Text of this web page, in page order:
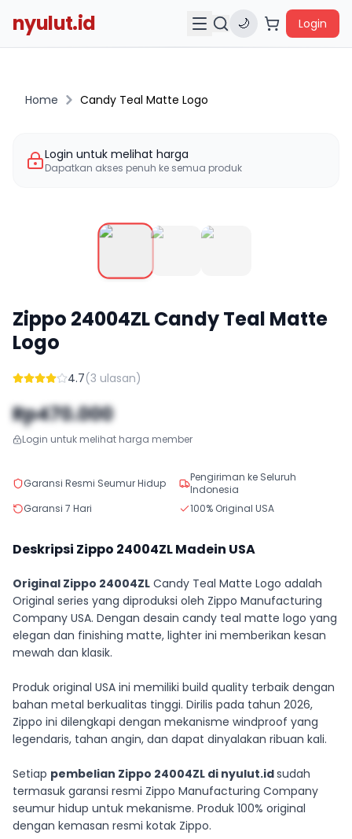
nyulut.id 🌙 Login
Home Candy Teal Matte Logo
Login untuk melihat harga
Dapatkan akses penuh ke semua produk
Zippo 24004ZLCandy Teal Matte
Logo
4.7(3 ulasan)
Rp470.000
Login untuk melihat harga member
Garansi Resmi Seumur Hidup
Pengiriman ke Seluruh
Indonesia
Garansi 7 Hari
100% Original USA
Deskripsi Zippo 24004ZLMadein USA
Original Zippo 24004ZL Candy Teal Matte Logo adalah
Original series yang diproduksi oleh Zippo Manufacturing
Company USA. Dengan desain candy teal matte logo yang
elegan dan finishing matte, lighter ini memberikan kesan
mewah dan klasik.
Produk original USA ini memiliki build quality terbaik dengan
bahan metal berkualitas tinggi. Dirilis pada tahun 2026,
Zippo ini dilengkapi dengan mekanisme windproof yang
legendaris, tahan angin, dan dapat dinyalakan ribuan kali.
Setiap pembelian Zippo 24004ZL di nyulut.idsudah
termasuk garansi resmi Zippo Manufacturing Company
seumur hidup untuk mekanisme. Produk 100% original
dengan kemasan resmi kotak Zippo.